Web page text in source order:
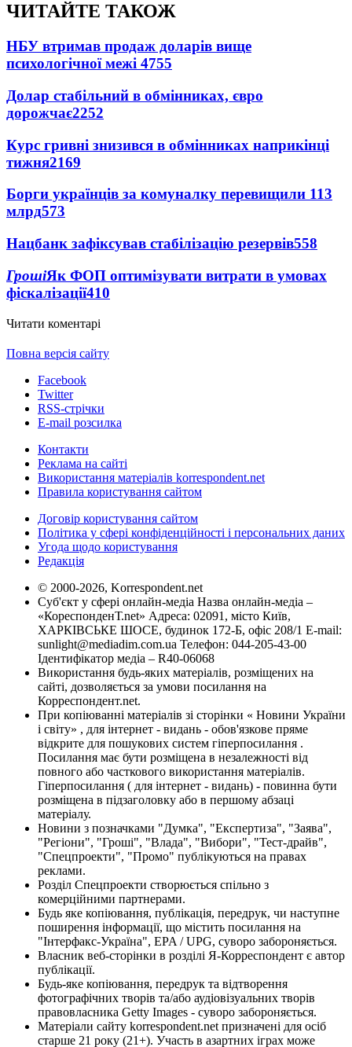
ЧИТАЙТЕ ТАКОЖ
НБУ втримав продаж доларів вище
психологічної межі 4755
Долар стабільний в обмінниках, євро
дорожчає2252
Курс гривні знизився в обмінниках наприкінці
тижня2169
Борги українців за комуналку перевищили 113
млрд573
Нацбанк зафіксував стабілізацію резервів558
ГрошіЯк ФОП оптимізувати витрати в умовах
фіскалізації410
Читати коментарі
Повна версія сайту
Facebook
Twitter
RSS-стрічки
E-mail розсилка
Контакти
Реклама на сайті
Використання матеріалів korrespondent.net
Правила користування сайтом
Договір користування сайтом
Політика у сфері конфіденційності і персональних даних
Угода щодо користування
Редакція
© 2000-2026, Korrespondent.net
Суб'єкт у сфері онлайн-медіа Назва онлайн-медіа –
«КореспонденТ.net» Адреса: 02091, місто Київ,
ХАРКІВСЬКЕ ШОСЕ, будинок 172-Б, офіс 208/1 E-mail:
sunlight@mediadim.com.ua Телефон: 044-205-43-00
Ідентифікатор медіа – R40-06068
Використання будь-яких матеріалів, розміщених на
сайті, дозволяється за умови посилання на
Корреспондент.net.
При копіюванні матеріалів зі сторінки « Новини України
і світу» , для інтернет - видань - обов'язкове пряме
відкрите для пошукових систем гіперпосилання .
Посилання має бути розміщена в незалежності від
повного або часткового використання матеріалів.
Гіперпосилання ( для інтернет - видань) - повинна бути
розміщена в підзаголовку або в першому абзаці
матеріалу.
Новини з позначками "Думка", "Експертиза", "Заява",
"Регіони", "Гроші", "Влада", "Вибори", "Тест-драйв",
"Спецпроекти", "Промо" публікуються на правах
реклами.
Розділ Спецпроекти створюється спільно з
комерційними партнерами.
Будь яке копіювання, публікація, передрук, чи наступне
поширення інформації, що містить посилання на
"Інтерфакс-Україна", EPA / UPG, суворо забороняється.
Власник веб-сторінки в розділі Я-Корреспондент є автор
публікації.
Будь-яке копіювання, передрук та відтворення
фотографічних творів та/або аудіовізуальних творів
правовласника Getty Images - суворо забороняється.
Матеріали сайту korrespondent.net призначені для осіб
старше 21 року (21+). Участь в азартних іграх може